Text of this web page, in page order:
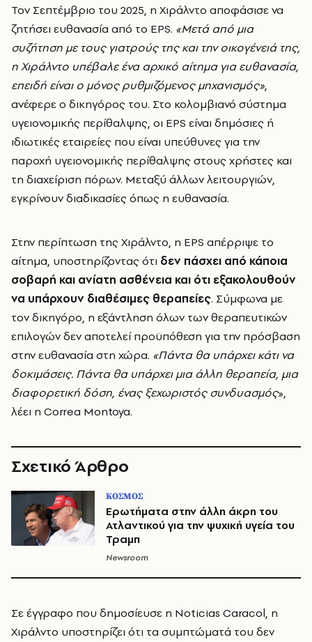
Τον Σεπτέμβριο του 2025, η Χιράλντο αποφάσισε να
ζητήσει ευθανασία από το EPS. «Μετά από μια
συζήτηση με τους γιατρούς της και την οικογένειά της,
η Χιράλντο υπέβαλε ένα αρχικό αίτημα για ευθανασία,
επειδή είναι ο μόνος ρυθμιζόμενος μηχανισμός»,
ανέφερε ο δικηγόρος του. Στο κολομβιανό σύστημα
υγειονομικής περίθαλψης, οι EPS είναι δημόσιες ή
ιδιωτικές εταιρείες που είναι υπεύθυνες για την
παροχή υγειονομικής περίθαλψης στους χρήστες και
τη διαχείριση πόρων. Μεταξύ άλλων λειτουργιών,
εγκρίνουν διαδικασίες όπως η ευθανασία.
Στην περίπτωση της Χιράλντο, η EPS απέρριψε το
αίτημα, υποστηρίζοντας ότι δεν πάσχει από κάποια
σοβαρή και ανίατη ασθένεια και ότι εξακολουθούν
να υπάρχουν διαθέσιμες θεραπείες. Σύμφωνα με
τον δικηγόρο, η εξάντληση όλων των θεραπευτικών
επιλογών δεν αποτελεί προϋπόθεση για την πρόσβαση
στην ευθανασία στη χώρα. «Πάντα θα υπάρχει κάτι να
δοκιμάσεις. Πάντα θα υπάρχει μια άλλη θεραπεία, μια
διαφορετική δόση, ένας ξεχωριστός συνδυασμός»,
λέει η Correa Montoya.
Σχετικό Άρθρο
ΚΟΣΜΟΣ
Ερωτήματα στην άλλη άκρη του
Ατλαντικού για την ψυχική υγεία του
Τραμπ
Newsroom
Σε έγγραφο που δημοσίευσε η Noticias Caracol, η
Χιράλντο υποστηρίζει ότι τα συμπτώματά του δεν